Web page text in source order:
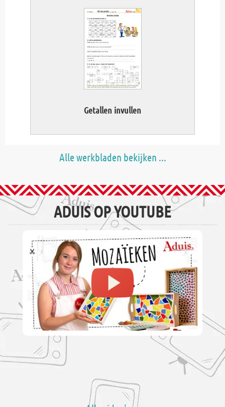
Getallen invullen
Alle werkbladen bekijken ...
ADUIS OP YOUTUBE